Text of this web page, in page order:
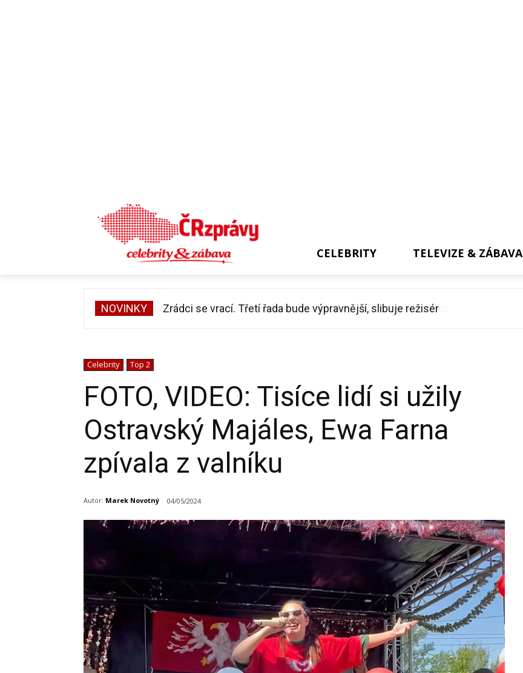
CELEBRITY TELEVIZE & ZÁBAVA
NOVINKY Zrádci se vrací. Třetí řada bude výpravnější, slibuje režisér
Celebrity Top 2
FOTO, VIDEO: Tisíce lidí si užily
Ostravský Majáles, Ewa Farna
zpívala z valníku
Autor: Marek Novotný 04/05/2024